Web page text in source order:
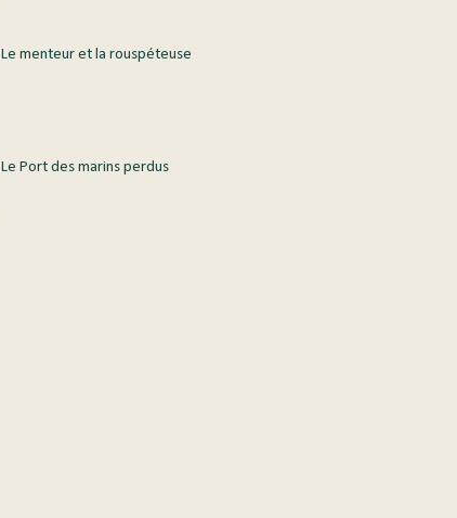
Le menteur et la rouspéteuse
Le Port des marins perdus